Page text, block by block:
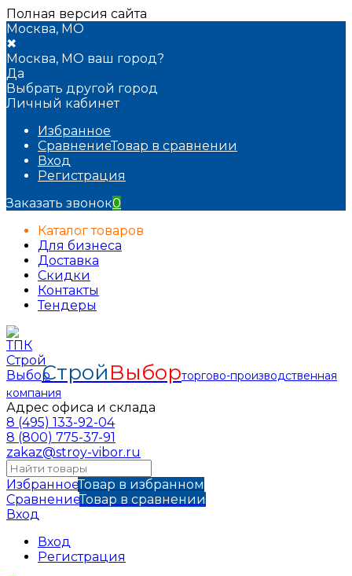
Полная версия сайта
Москва, МО
✖
Москва, МО ваш город?
Да
Выбрать другой город
Личный кабинет
Избранное
СравнениеТовар в сравнении
Вход
Регистрация
Заказать звонок0
Каталог товаров
Для бизнеса
Доставка
Скидки
Контакты
Тендеры
СтройВыборторгово-производственная
компания
Адрес офиса и склада
8 (495) 133-92-04
8 (800) 775-37-91
zakaz@stroy-vibor.ru
ИзбранноеТовар в избранном
СравнениеТовар в сравнении
Вход
Вход
Регистрация